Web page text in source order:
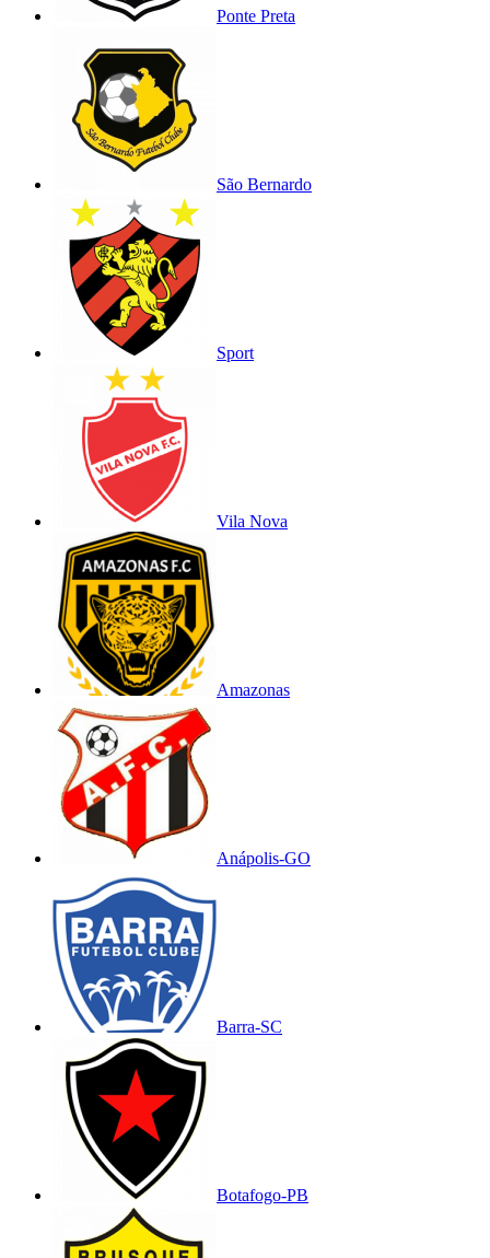
Ponte Preta
São Bernardo
Sport
Vila Nova
Amazonas
Anápolis-GO
Barra-SC
Botafogo-PB